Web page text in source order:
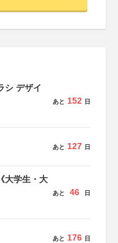
シ デザイ
あと 152 日
あと 127 日
大学生・大
あと 46 日
あと 176 日